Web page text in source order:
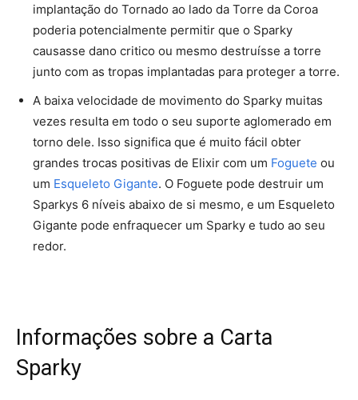
implantação do Tornado ao lado da Torre da Coroa
poderia potencialmente permitir que o Sparky
causasse dano critico ou mesmo destruísse a torre
junto com as tropas implantadas para proteger a torre.
A baixa velocidade de movimento do Sparky muitas
vezes resulta em todo o seu suporte aglomerado em
torno dele. Isso significa que é muito fácil obter
grandes trocas positivas de Elixir com um Foguete ou
um Esqueleto Gigante. O Foguete pode destruir um
Sparkys 6 níveis abaixo de si mesmo, e um Esqueleto
Gigante pode enfraquecer um Sparky e tudo ao seu
redor.
Informações sobre a Carta
Sparky